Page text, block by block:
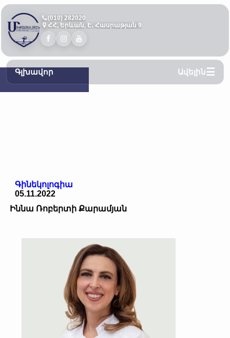
(010) 282020
ՀՀ, Երևան, Է․ Հասրաթյան 9
Գլխավոր Ավելին
Գինեկոլոգիա
05.11.2022
Իննա Ռոբերտի Քարամյան